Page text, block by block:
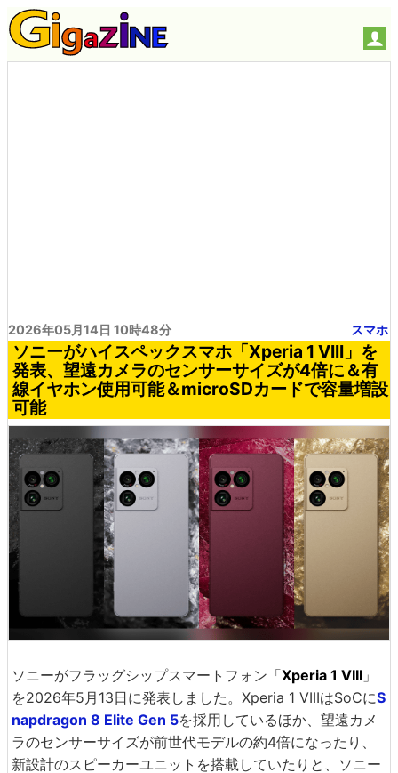
2026年05月14日 10時48分 スマホ
ソニーがハイスペックスマホ「Xperia 1 VIII」を
発表、望遠カメラのセンサーサイズが4倍に＆有
線イヤホン使用可能＆microSDカードで容量増設
可能
ソニーがフラッグシップスマートフォン「Xperia 1 VIII 」
を2026年5月13日に発表しました。Xperia 1 VIIIはSoCにS
napdragon 8 Elite Gen 5を採用しているほか、望遠カメ
ラのセンサーサイズが前世代モデルの約4倍になったり、
新設計のスピーカーユニットを搭載していたりと、ソニー